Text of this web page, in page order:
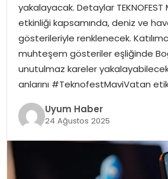
MAGAZIN
YAŞAM
yakalayacak. Detaylar
etkinliği kapsamında, deniz ve
gösterileriyle renklenecek.
muhteşem gösteriler eşliğinde
unutulmaz kareler
anlarını #TeknofestMaviVatan
Uyum Haber
24 Ağustos 2025